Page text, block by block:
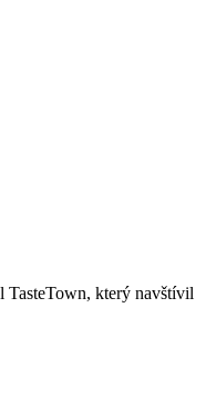
TasteTown, který navštívil